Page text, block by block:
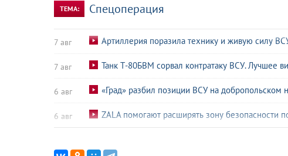
ТЕМА: Спецоперация
7 авг Артиллерия поразила технику и живую силу
7 авг Танк Т-80БВМ сорвал контратаку ВСУ. Лучшее
6 авг «Град» разбил позиции ВСУ на
6 авг ZALA помогают расширять зону